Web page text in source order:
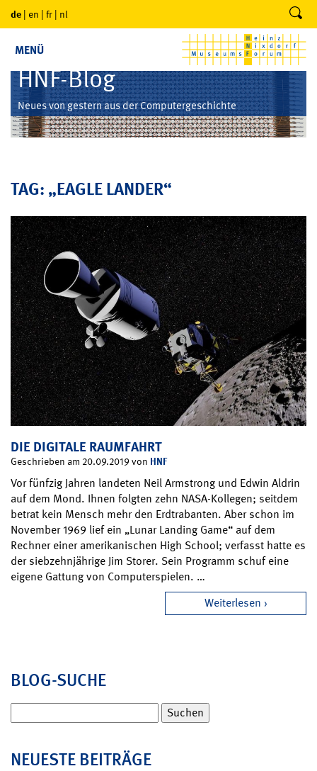
de | en | fr | nl
MENÜ
HNF-Blog
Neues von gestern aus der Computergeschichte
TAG: „EAGLE LANDER“
DIE DIGITALE RAUMFAHRT
Geschrieben am 20.09.2019 von HNF
Vor fünfzig Jahren landeten Neil Armstrong und Edwin Aldrin
auf dem Mond. Ihnen folgten zehn NASA-Kollegen; seitdem
betrat kein Mensch mehr den Erdtrabanten. Aber schon im
November 1969 lief ein „Lunar Landing Game“ auf dem
Rechner einer amerikanischen High School; verfasst hatte es
der siebzehnjährige Jim Storer. Sein Programm schuf eine
eigene Gattung von Computerspielen. …
Weiterlesen
BLOG-SUCHE
nach:
NEUESTE BEITRÄGE